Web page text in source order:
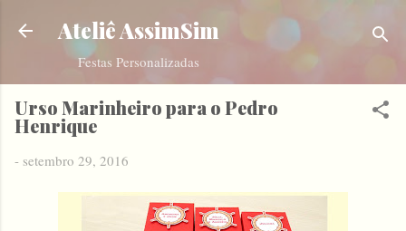
Pular para o conteúdo principal
Ateliê AssimSim
Festas Personalizadas
Urso Marinheiro para o Pedro
Henrique
- setembro 29, 2016